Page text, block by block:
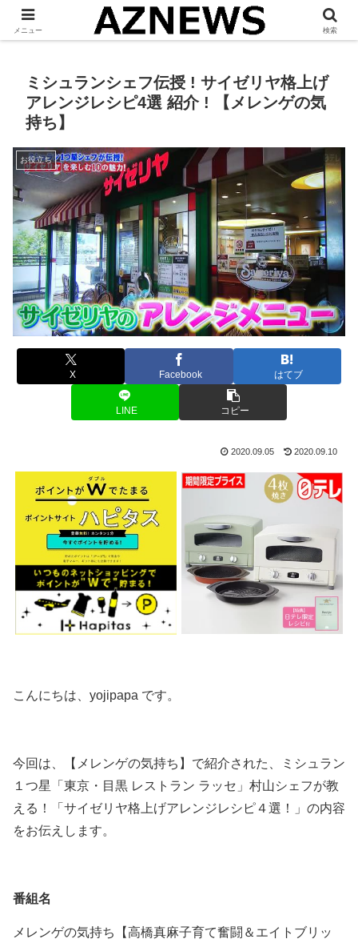
「 見たい・役立つ・面白い 」をお伝えします。
ミシュランシェフ伝授 ! サイゼリヤ格上げ
アレンジレシピ4選 紹介 ! 【メレンゲの気
持ち】
お役立ち
X Facebook はてブ
LINE コピー
2020.09.05 2020.09.10
こんにちは、yojipapa です。
今回は、【メレンゲの気持ち】で紹介された、ミシュラン
１つ星「東京・目黒 レストラン ラッセ」村山シェフが教
える！「サイゼリヤ格上げアレンジレシピ４選！」の内容
をお伝えします。
番組名
メレンゲの気持ち【高橋真麻子育て奮闘＆エイトブリッ
メニュー 検索